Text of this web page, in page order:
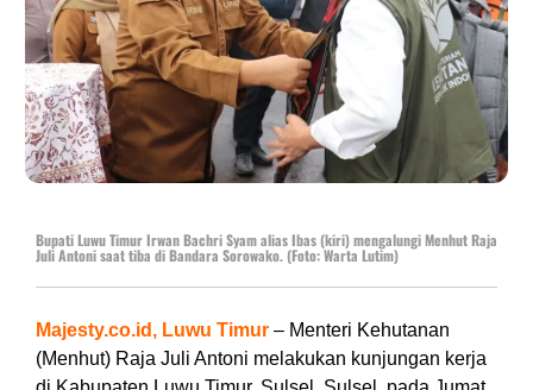
Bupati Luwu Timur Irwan Bachri Syam alias Ibas (kiri) mengalungi Menhut Raja
Juli Antoni saat tiba di Bandara Sorowako. (Foto: Warta Lutim)
Majesty.co.id, Luwu Timur – Menteri Kehutanan
(Menhut) Raja Juli Antoni melakukan kunjungan kerja